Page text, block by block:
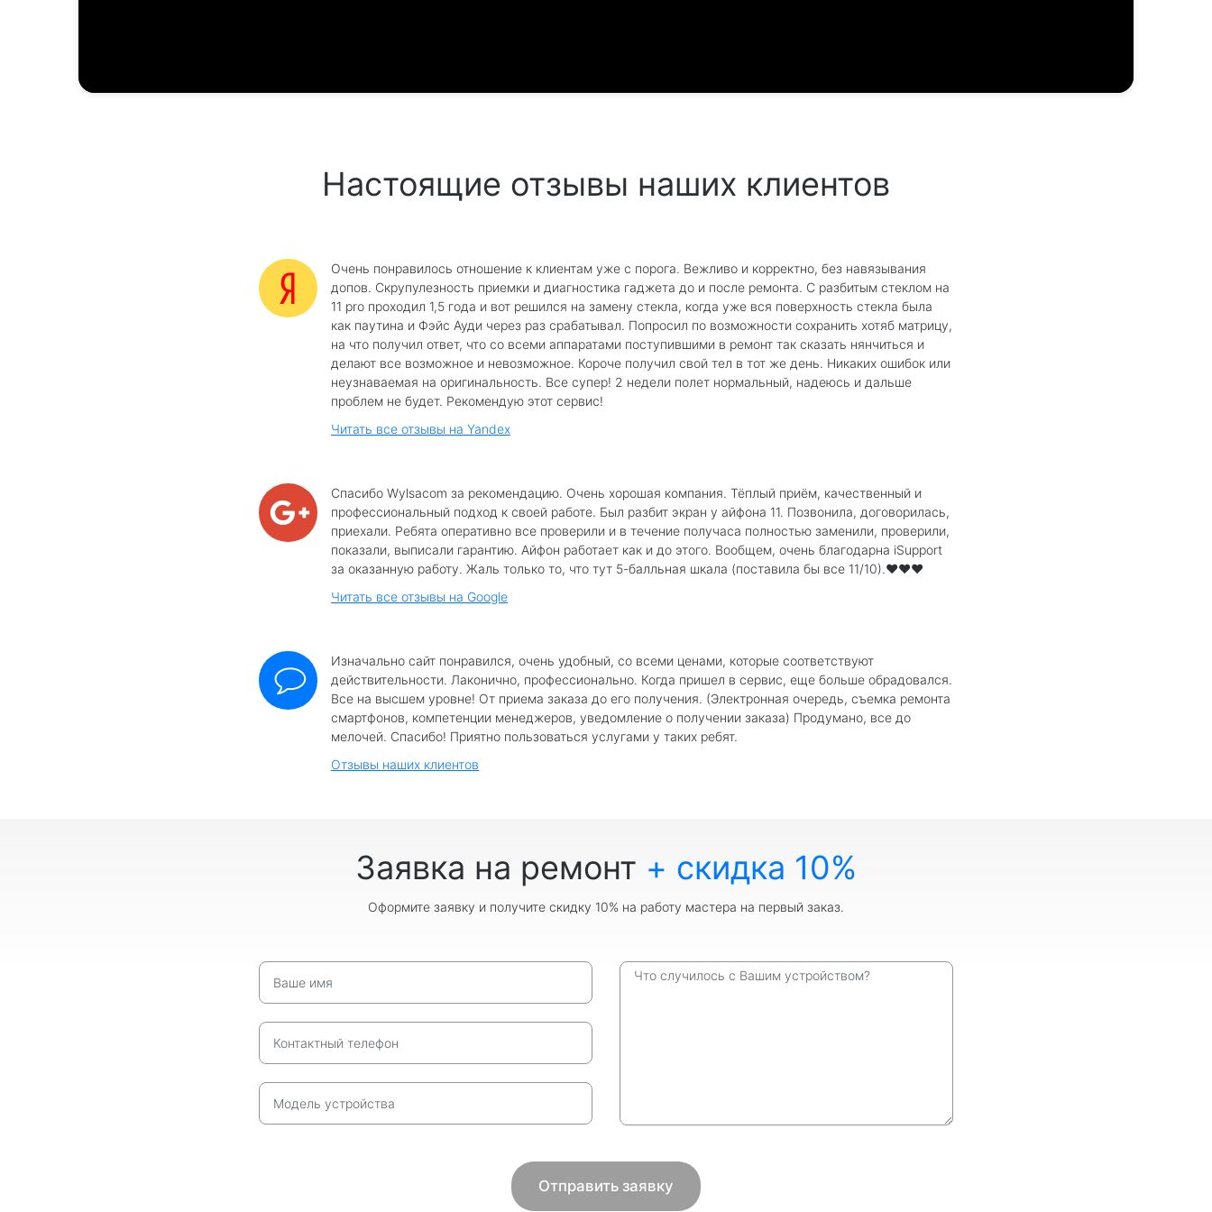
Настоящие отзывы наших клиентов
Очень понравилось отношение к клиентам уже с порога. Вежливо и корректно, без навязывания
допов. Скрупулезность приемки и диагностика гаджета до и после ремонта. С разбитым стеклом на
11 pro проходил 1,5 года и вот решился на замену стекла, когда уже вся поверхность стекла была
как паутина и Фэйс Ауди через раз срабатывал. Попросил по возможности сохранить хотяб матрицу,
на что получил ответ, что со всеми аппаратами поступившими в ремонт так сказать нянчиться и
делают все возможное и невозможное. Короче получил свой тел в тот же день. Никаких ошибок или
неузнаваемая на оригинальность. Все супер! 2 недели полет нормальный, надеюсь и дальше
проблем не будет. Рекомендую этот сервис!
Читать все отзывы на Yandex
Спасибо Wylsacom за рекомендацию. Очень хорошая компания. Тёплый приём, качественный и
профессиональный подход к своей работе. Был разбит экран у айфона 11. Позвонила, договорилась,
приехали. Ребята оперативно все проверили и в течение получаса полностью заменили, проверили,
показали, выписали гарантию. Айфон работает как и до этого. Вообщем, очень благодарна iSupport
за оказанную работу. Жаль только то, что тут 5-балльная шкала (поставила бы все 11/10).❤️❤️❤️
Читать все отзывы на Google
Изначально сайт понравился, очень удобный, со всеми ценами, которые соответствуют
действительности. Лаконично, профессионально. Когда пришел в сервис, еще больше обрадовался.
Все на высшем уровне! От приема заказа до его получения. (Электронная очередь, съемка ремонта
смартфонов, компетенции менеджеров, уведомление о получении заказа) Продумано, все до
мелочей. Спасибо! Приятно пользоваться услугами у таких ребят.
Отзывы наших клиентов
Заявка на ремонт + скидка 10%
Оформите заявку и получите скидку 10% на работу мастера на первый заказ.